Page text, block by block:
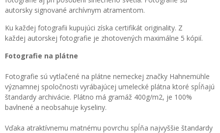
autorsky signované archívnym atramentom.
Ku každej fotografii kupujúci získa certifikát originality. Z
každej autorskej fotografie je zhotovených maximálne 5 kópií.
Fotografie na plátne
Fotografie sú vytlačené na plátne nemeckej značky Hahnemühle
významnej spoločnosti vyrábajúcej umelecké plátna ktoré spĺňajú
štandardy archivácie. Plátno má gramáž 400g/m2, je 100%
bavlnené a neobsahuje kyseliny.
Vďaka atraktívnemu matnému povrchu spĺňa najvyššie štandardy